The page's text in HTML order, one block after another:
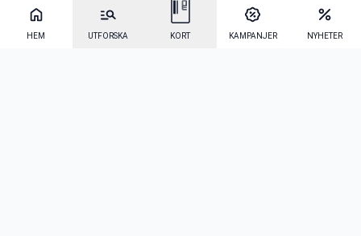
HEM UTFORSKA KORT KAMPANJER NYHETER